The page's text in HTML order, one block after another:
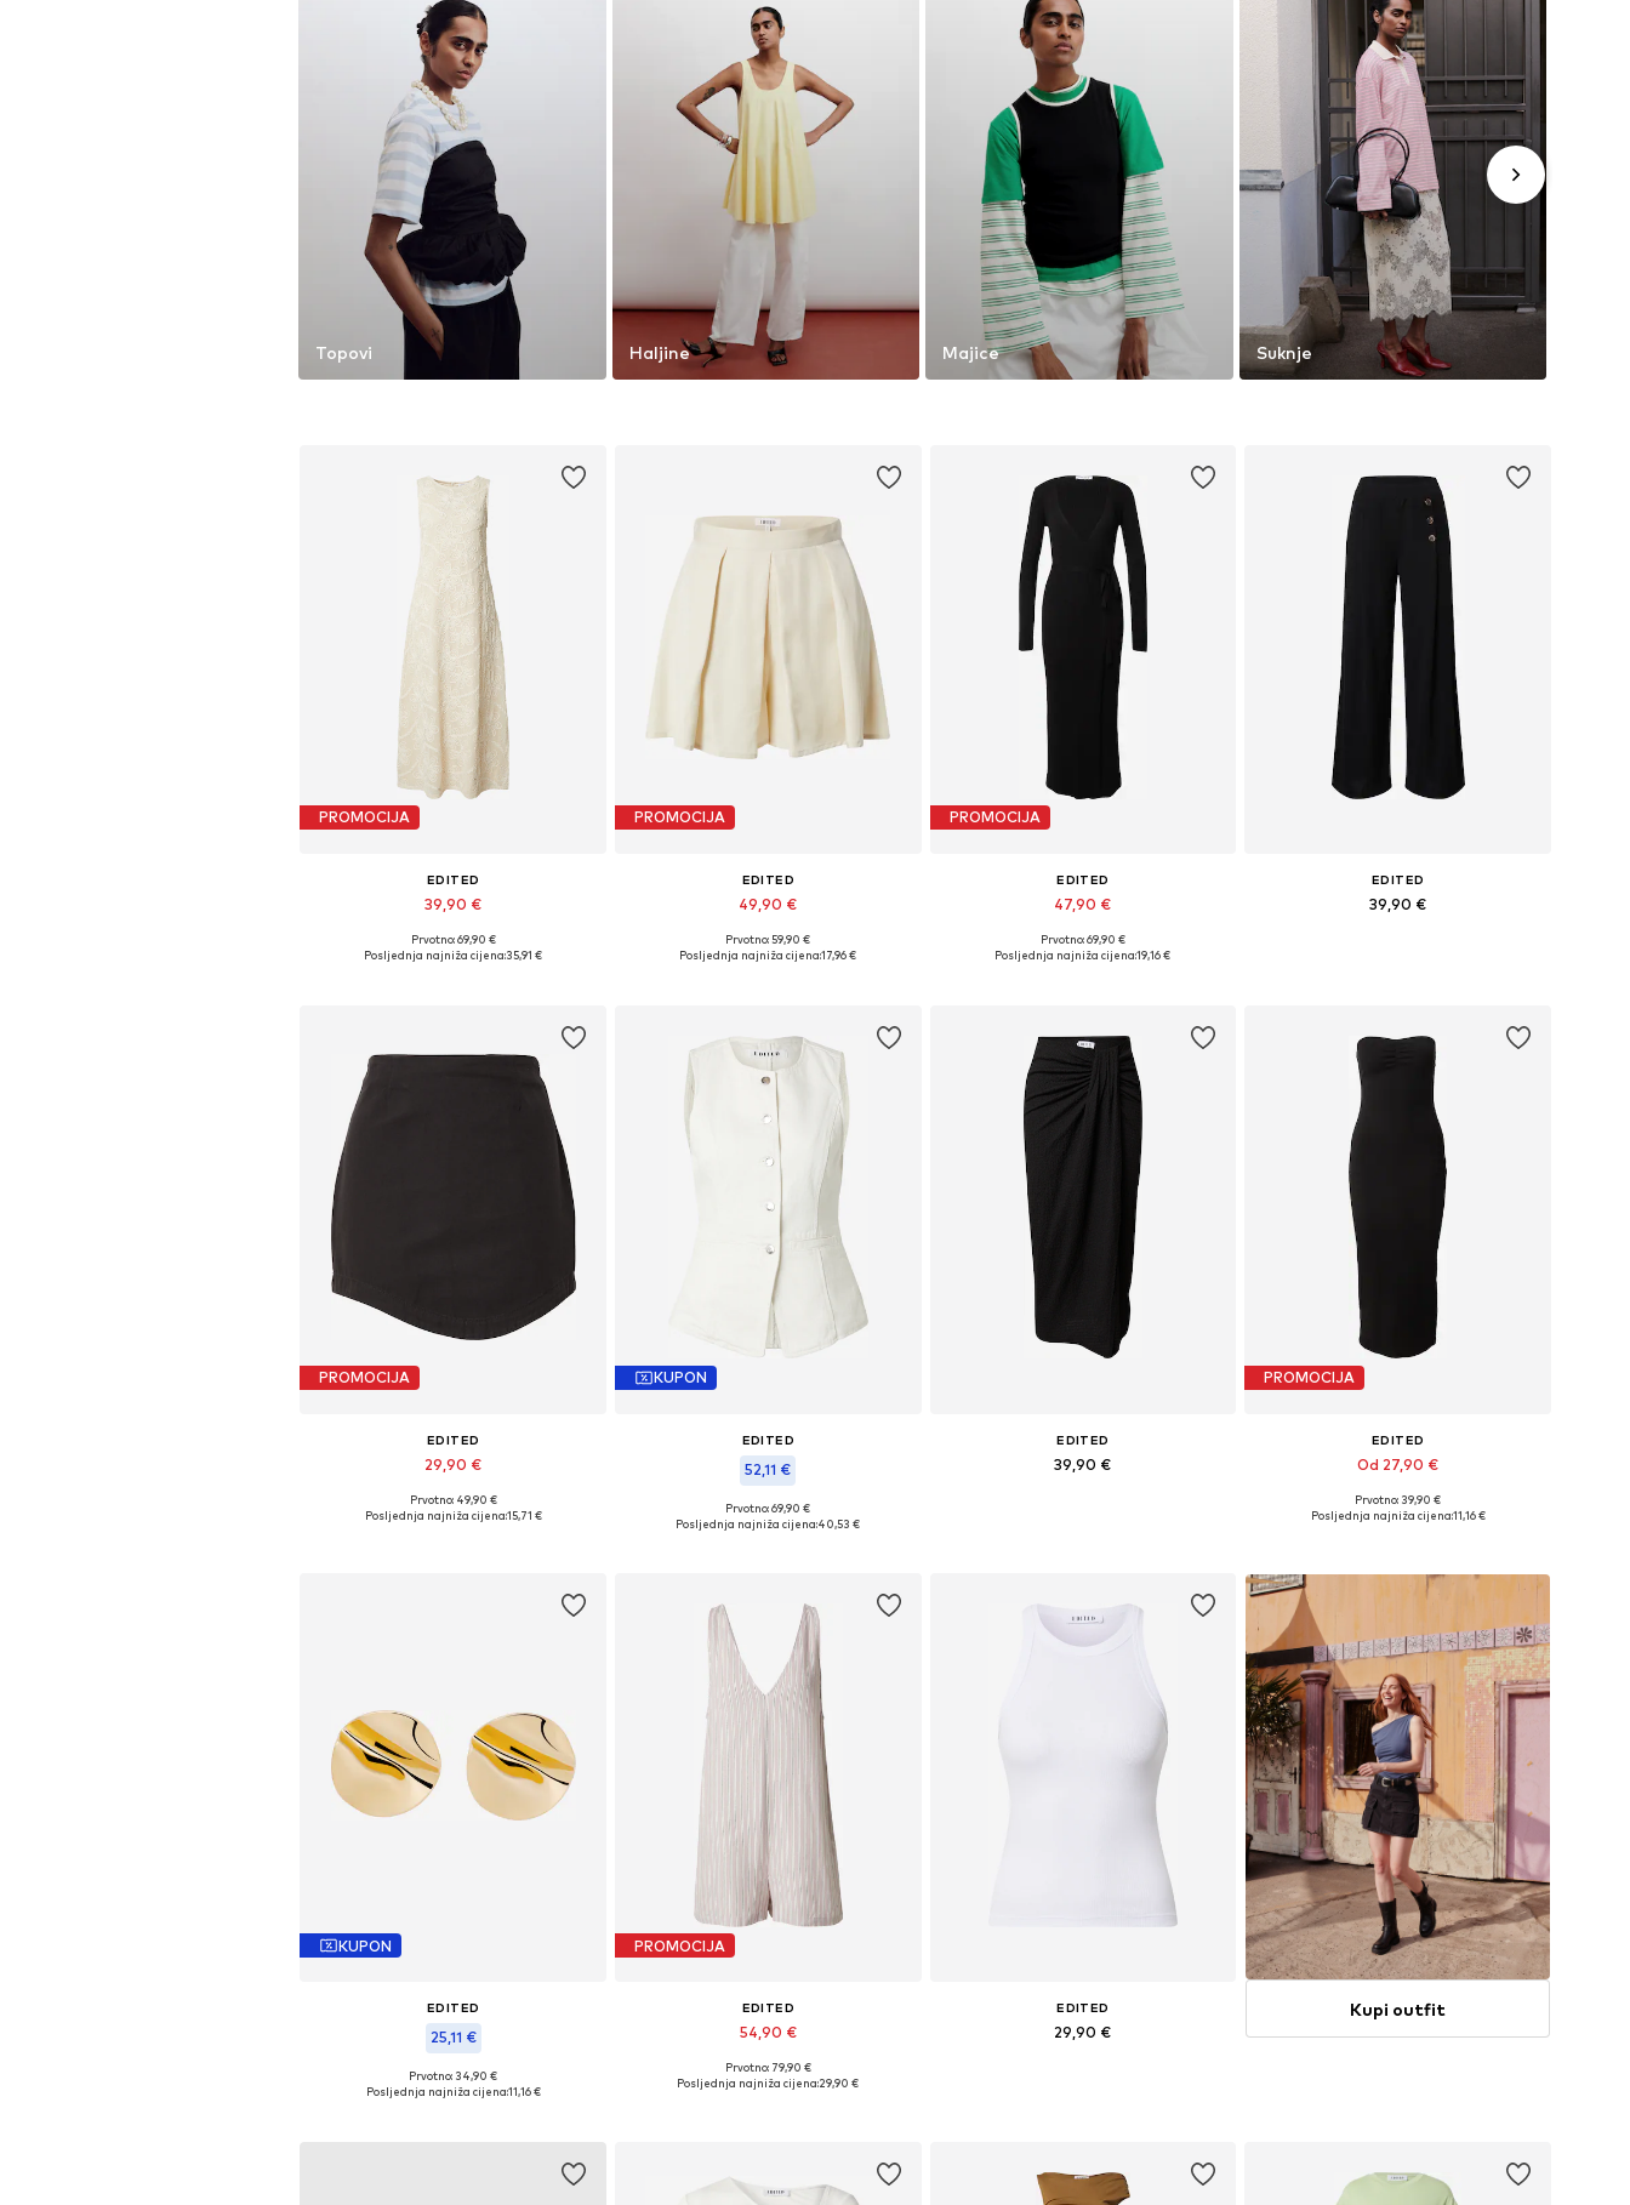
Topovi Haljine Majice Suknje
PROMOCIJA
EDITED
39,90 €
Dostupne veličine: 34, 36, 38, 42
Prvotno: 69,90 €
Posljednja najniža cijena:35,91 €
PROMOCIJA
EDITED
49,90 €
Dostupne veličine: 34, 36, 38, 40, 42
Prvotno: 59,90 €
Posljednja najniža cijena:17,96 €
PROMOCIJA
EDITED
47,90 €
Dostupne veličine: XS, S, M, L, XL
Prvotno: 69,90 €
Posljednja najniža cijena:19,16 €
EDITED
39,90 €
PROMOCIJA
EDITED
29,90 €
Dostupne veličine: 34, 36, 38, 40
Prvotno: 49,90 €
Posljednja najniža cijena:15,71 €
KUPON
EDITED
52,11 €
Dostupne veličine: XS, S, M, L, XL
Prvotno: 69,90 €
Posljednja najniža cijena:40,53 €
EDITED
39,90 €
PROMOCIJA
EDITED
Od 27,90 €
Dostupne veličine: 34, 36, 38, 40
Prvotno: 39,90 €
Posljednja najniža cijena:11,16 €
KUPON
EDITED
25,11 €
Dostupne veličine: One Size
Prvotno: 34,90 €
Posljednja najniža cijena:11,16 €
PROMOCIJA
EDITED
54,90 €
Dostupne veličine: XS, S, M, L, XL
Prvotno: 79,90 €
Posljednja najniža cijena:29,90 €
EDITED
29,90 €
Kupi outfit